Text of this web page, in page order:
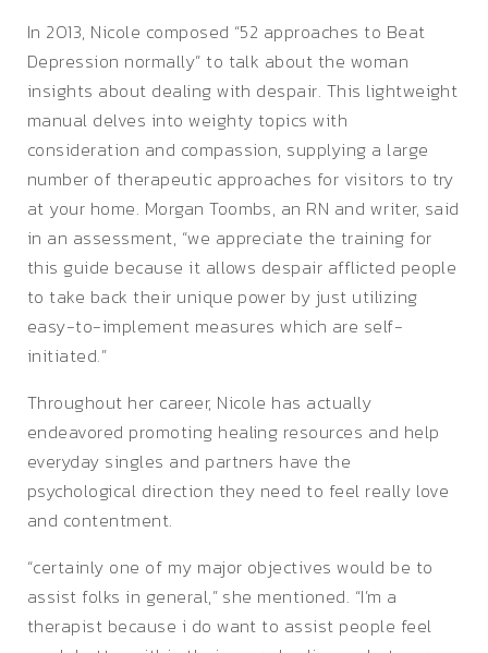
In 2013, Nicole composed “52 approaches to Beat
Depression normally” to talk about the woman
insights about dealing with despair. This lightweight
manual delves into weighty topics with
consideration and compassion, supplying a large
number of therapeutic approaches for visitors to try
at your home. Morgan Toombs, an RN and writer, said
in an assessment, “we appreciate the training for
this guide because it allows despair afflicted people
to take back their unique power by just utilizing
easy-to-implement measures which are self-
initiated.”
Throughout her career, Nicole has actually
endeavored promoting healing resources and help
everyday singles and partners have the
psychological direction they need to feel really love
and contentment.
“certainly one of my major objectives would be to
assist folks in general,” she mentioned. “I’m a
therapist because i do want to assist people feel